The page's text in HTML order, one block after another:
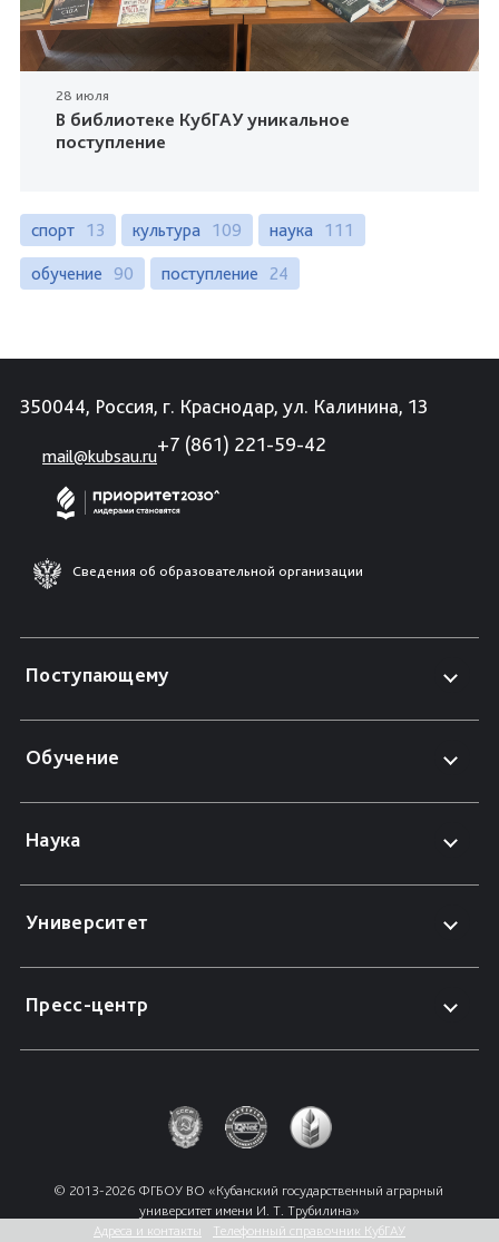
28 июля
В библиотеке КубГАУ уникальное
поступление
спорт 13 культура 109 наука 111
обучение 90 поступление 24
350044, Россия, г. Краснодар, ул. Калинина, 13
mail@kubsau.ru
+7 (861) 221-59-42
Сведения об образовательной организации
Поступающему
Обучение
Наука
Университет
Пресс-центр
© 2013-2026 ФГБОУ ВО «Кубанский государственный аграрный
университет имени И. Т. Трубилина»
Адреса и контакты
Телефонный справочник КубГАУ